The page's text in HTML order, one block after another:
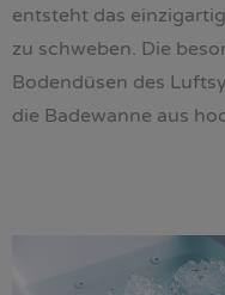
entsteht das
zu schweben. Die
Bodendüsen des
die Badewanne aus